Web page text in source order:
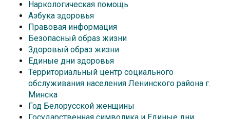
Наркологическая помощь
Азбука здоровья
Правовая информация
Безопасный образ жизни
Здоровый образ жизни
Единые дни здоровья
Территориальный центр социального
обслуживания населения Ленинского района г.
Минска
Год Белорусской женщины